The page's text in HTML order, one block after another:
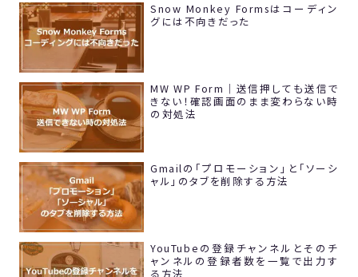
Snow Monkey Formsはコーディン
グには不向きだった
MW WP Form｜送信押しても送信で
きない！確認画面のまま変わらない時
の対処法
Gmailの「プロモーション」と「ソーシ
ャル」のタブを削除する方法
YouTubeの登録チャンネルとそのチ
ャンネルの登録者数を一覧で出力す
る方法